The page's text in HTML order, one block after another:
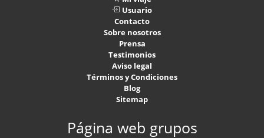
Usuario
Contacto
Sobre nosotros
Prensa
Testimonios
Aviso legal
Términos y Condiciones
Blog
Sitemap
Página web grupos